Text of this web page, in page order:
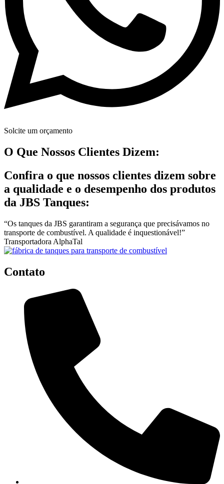
Solcite um orçamento
O Que Nossos Clientes Dizem:
Confira o que nossos clientes dizem sobre
a qualidade e o desempenho dos produtos
da JBS Tanques:
“Os tanques da JBS garantiram a segurança que precisávamos no
transporte de combustível. A qualidade é inquestionável!”
Transportadora AlphaTal
Contato